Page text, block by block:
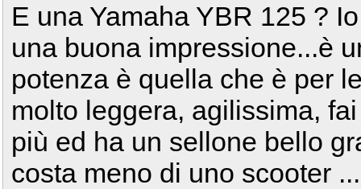
E una Yamaha YBR 125 ?
una buona impressione...è
potenza è quella che è per
molto leggera, agilissima,
più ed ha un sellone bello
costa meno di uno scooter